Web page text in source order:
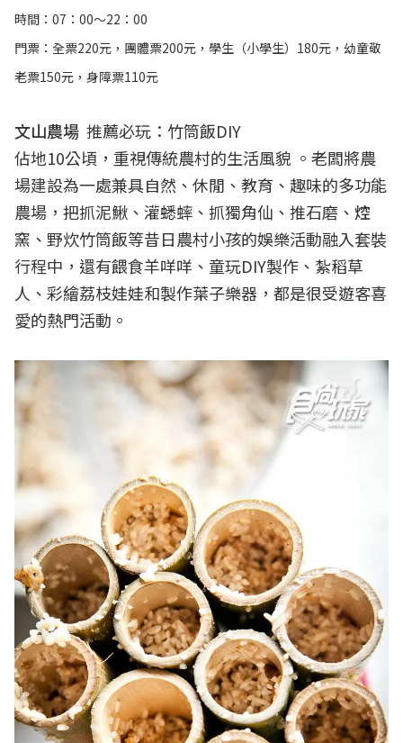
時間：07：00～22：00
門票：全票220元，團體票200元，學生（小學生）180元，幼童敬
老票150元，身障票110元
文山農場 推薦必玩：竹筒飯DIY
佔地10公頃，重視傳統農村的生活風貌 。老闆將農
場建設為一處兼具自然、休閒、教育、趣味的多功能
農場，把抓泥鰍、灌蟋蟀、抓獨角仙、推石磨、 焢
窯、野炊竹筒飯等昔日農村小孩的娛樂活動融入套裝
行程中，還有餵食羊咩咩、童玩DIY製作、紮稻草
人、彩繪荔枝娃娃和製作葉子樂器，都是很受遊客喜
愛的熱門活動。